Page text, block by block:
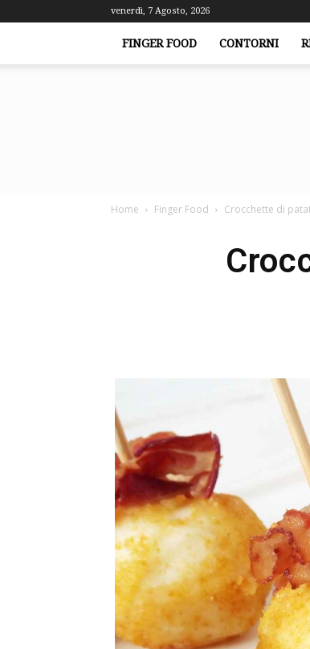
venerdì, 7 Agosto, 2026
FINGER FOOD CONTORNI
Home Finger Food Crocchette di